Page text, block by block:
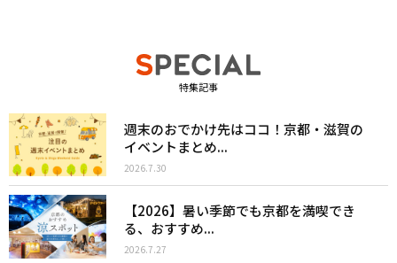
特集記事
週末のおでかけ先はココ！京都・滋賀の
イベントまとめ...
2026.7.30
【2026】暑い季節でも京都を満喫でき
る、おすすめ...
2026.7.27